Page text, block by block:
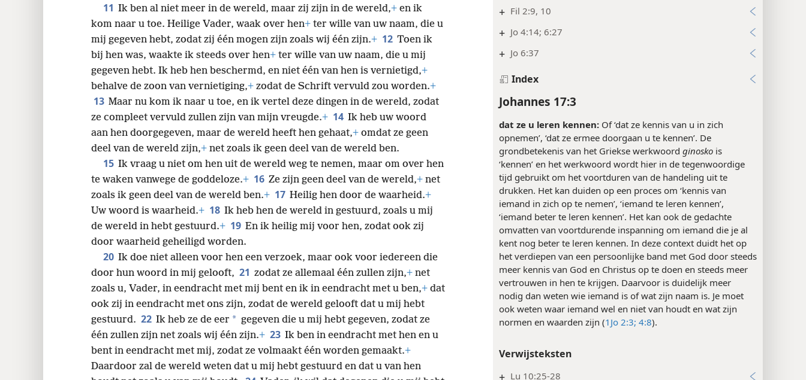
+ Fil 2:9, 10
+ Jo 4:14; 6:27
+ Jo 6:37
Index
Johannes 17:3
dat ze u leren kennen: Of ‘dat ze kennis van u in zich
opnemen’, ‘dat ze ermee doorgaan u te kennen’. De
grondbetekenis van het Griekse werkwoord ginosko is
‘kennen’ en het werkwoord wordt hier in de tegenwoordige
tijd gebruikt om het voortduren van de handeling uit te
drukken. Het kan duiden op een proces om ‘kennis van
iemand in zich op te nemen’, ‘iemand te leren kennen’,
‘iemand beter te leren kennen’. Het kan ook de gedachte
omvatten van voortdurende inspanning om iemand die je al
kent nog beter te leren kennen. In deze context duidt het op
het verdiepen van een persoonlijke band met God door steeds
meer kennis van God en Christus op te doen en steeds meer
vertrouwen in hen te krijgen. Daarvoor is duidelijk meer
nodig dan weten wie iemand is of wat zijn naam is. Je moet
ook weten waar iemand wel en niet van houdt en wat zijn
normen en waarden zijn (1Jo 2:3; 4:8).
Verwijsteksten
+ Lu 10:25-28
11 Ik ben al niet meer in de wereld, maar zij zijn in de wereld,+ en ik
kom naar u toe. Heilige Vader, waak over hen+ ter wille van uw naam, die u
mij gegeven hebt, zodat zij één mogen zijn zoals wij één zijn.+ 12 Toen ik
bij hen was, waakte ik steeds over hen+ ter wille van uw naam, die u mij
gegeven hebt. Ik heb hen beschermd, en niet één van hen is vernietigd,+
behalve de zoon van vernietiging,+ zodat de Schrift vervuld zou worden.+
13 Maar nu kom ik naar u toe, en ik vertel deze dingen in de wereld, zodat
ze compleet vervuld zullen zijn van mijn vreugde.+ 14 Ik heb uw woord
aan hen doorgegeven, maar de wereld heeft hen gehaat,+ omdat ze geen
deel van de wereld zijn,+ net zoals ik geen deel van de wereld ben.
15 Ik vraag u niet om hen uit de wereld weg te nemen, maar om over hen
te waken vanwege de goddeloze.+ 16 Ze zijn geen deel van de wereld,+ net
zoals ik geen deel van de wereld ben.+ 17 Heilig hen door de waarheid.+
Uw woord is waarheid.+ 18 Ik heb hen de wereld in gestuurd, zoals u mij
de wereld in hebt gestuurd.+ 19 En ik heilig mij voor hen, zodat ook zij
door waarheid geheiligd worden.
20 Ik doe niet alleen voor hen een verzoek, maar ook voor iedereen die
door hun woord in mij gelooft, 21 zodat ze allemaal één zullen zijn,+ net
zoals u, Vader, in eendracht met mij bent en ik in eendracht met u ben,+ dat
ook zij in eendracht met ons zijn, zodat de wereld gelooft dat u mij hebt
gestuurd. 22 Ik heb ze de eer * gegeven die u mij hebt gegeven, zodat ze
één zullen zijn net zoals wij één zijn.+ 23 Ik ben in eendracht met hen en u
bent in eendracht met mij, zodat ze volmaakt één worden gemaakt.+
Daardoor zal de wereld weten dat u mij hebt gestuurd en dat u van hen